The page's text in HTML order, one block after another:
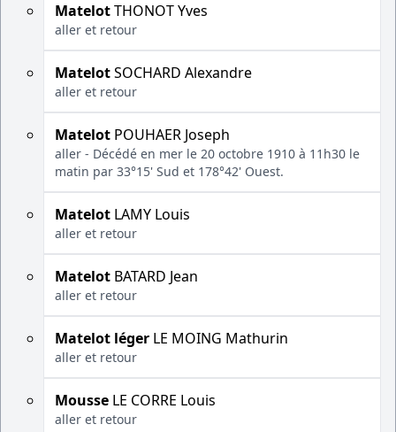
MatelotTHONOT Yves
aller et retour
MatelotSOCHARD Alexandre
aller et retour
Matelot POUHAER Joseph
aller - Décédé en mer le 20 octobre 1910 à 11h30 le
matin par 33°15' Sud et 178°42' Ouest.
Matelot LAMY Louis
aller et retour
Matelot BATARD Jean
aller et retour
Matelot léger LE MOING Mathurin
aller et retour
Mousse LE CORRE Louis
aller et retour